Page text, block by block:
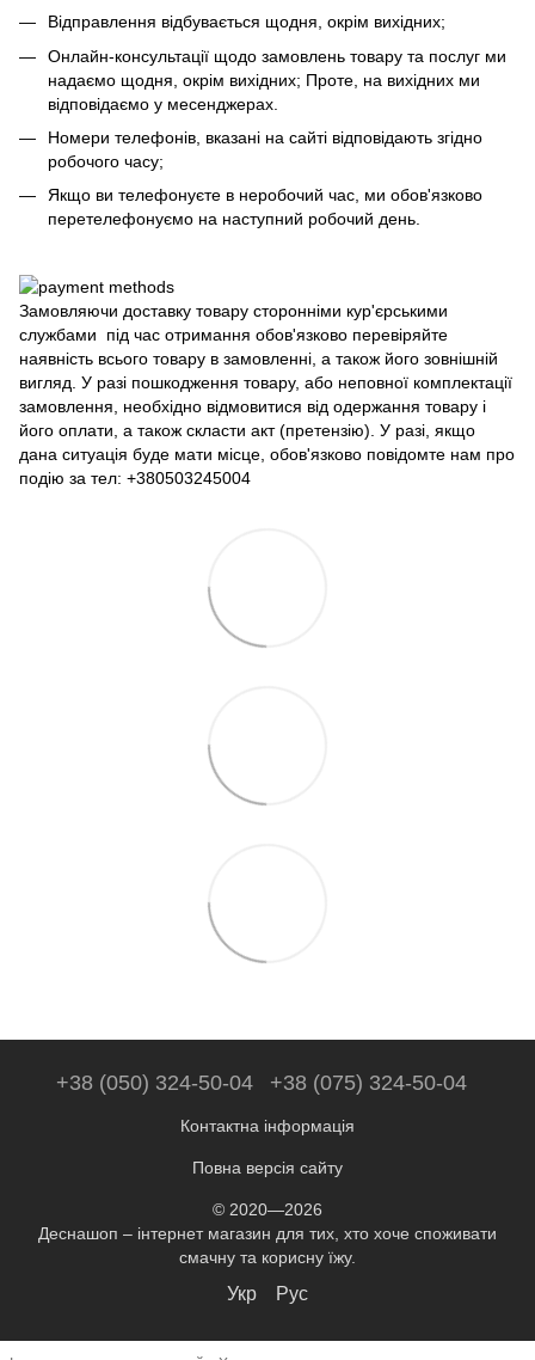
Відправлення відбувається щодня, окрім вихідних;
Онлайн-консультації щодо замовлень товару та послуг ми
надаємо щодня, окрім вихідних; Проте, на вихідних ми
відповідаємо у месенджерах.
Номери телефонів, вказані на сайті відповідають згідно
робочого часу;
Якщо ви телефонуєте в неробочий час, ми обов'язково
перетелефонуємо на наступний робочий день.
Замовляючи доставку товару сторонніми кур'єрськими
службами під час отримання обов'язково перевіряйте
наявність всього товару в замовленні, а також його зовнішній
вигляд. У разі пошкодження товару, або неповної комплектації
замовлення, необхідно відмовитися від одержання товару і
його оплати, а також скласти акт (претензію). У разі, якщо
дана ситуація буде мати місце, обов'язково повідомте нам про
подію за тел: +380503245004
+38 (050) 324-50-04 +38 (075) 324-50-04
Контактна інформація
Повна версія сайту
© 2020—2026
Деснашоп – інтернет магазин для тих, хто хоче споживати
смачну та корисну їжу.
Укр Рус